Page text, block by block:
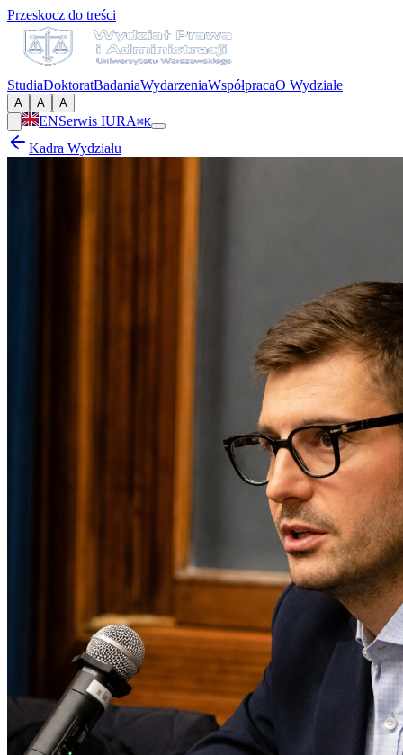
Przeskocz do treści
StudiaDoktoratBadaniaWydarzeniaWspółpracaO Wydziale
A A A
ENSerwis IURA⌘K
Kadra Wydziału